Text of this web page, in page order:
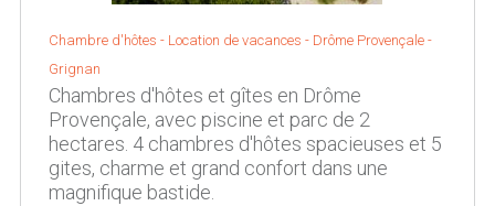
Chambre d'hôtes - Location de vacances - Drôme Provençale -
Grignan
Chambres d'hôtes et gîtes en Drôme
Provençale, avec piscine et parc de 2
hectares. 4 chambres d'hôtes spacieuses et 5
gites, charme et grand confort dans une
magnifique bastide.